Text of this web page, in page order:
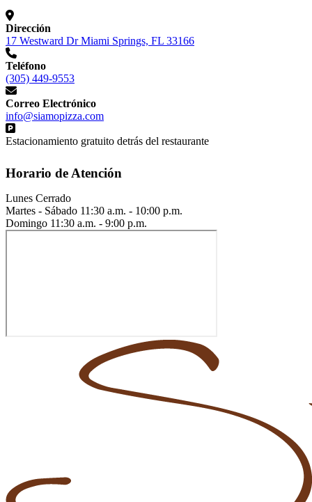
Dirección
17 Westward Dr Miami Springs, FL 33166
Teléfono
(305) 449-9553
Correo Electrónico
info@siamopizza.com
Estacionamiento gratuito detrás del restaurante
Horario de Atención
Lunes Cerrado
Martes - Sábado 11:30 a.m. - 10:00 p.m.
Domingo 11:30 a.m. - 9:00 p.m.